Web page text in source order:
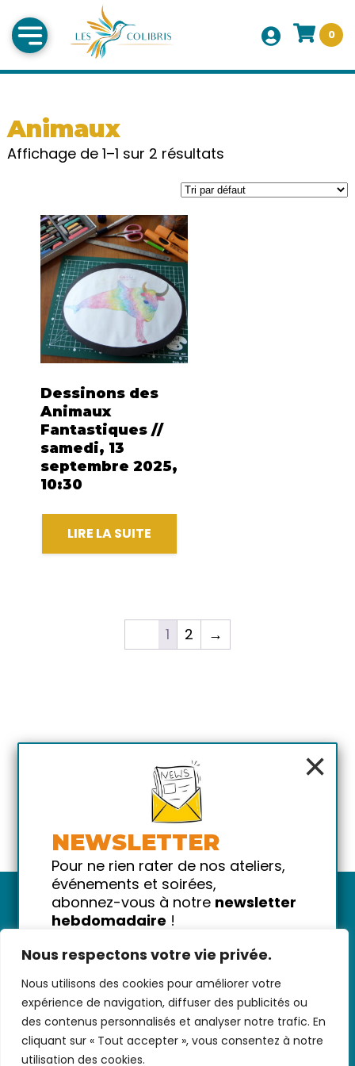
Nous respectons votre vie privée.
Nous utilisons des cookies pour améliorer votre
expérience de navigation, diffuser des publicités ou
des contenus personnalisés et analyser notre trafic. En
cliquant sur « Tout accepter », vous consentez à notre
utilisation des cookies.
0
Animaux
Affichage de 1–1 sur 2 résultats
Dessinons des
Animaux
Fantastiques //
samedi, 13
septembre 2025,
10:30
LIRE LA SUITE
1 2 →
Nous contacter- CGV/CGU-Données
personnelles-Infos pratiques- FAQ
×
NEWSLETTER
Pour ne rien rater de nos ateliers,
événements et soirées,
abonnez-vous à notre newsletter
hebdomadaire !
!
Votre email